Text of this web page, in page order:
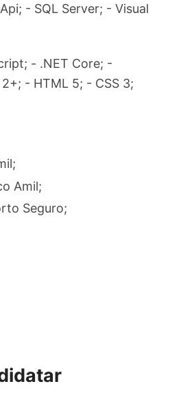
- SQL Server; - Visual
- .NET Core; -
- HTML 5; - CSS 3;
Amil;
Seguro;